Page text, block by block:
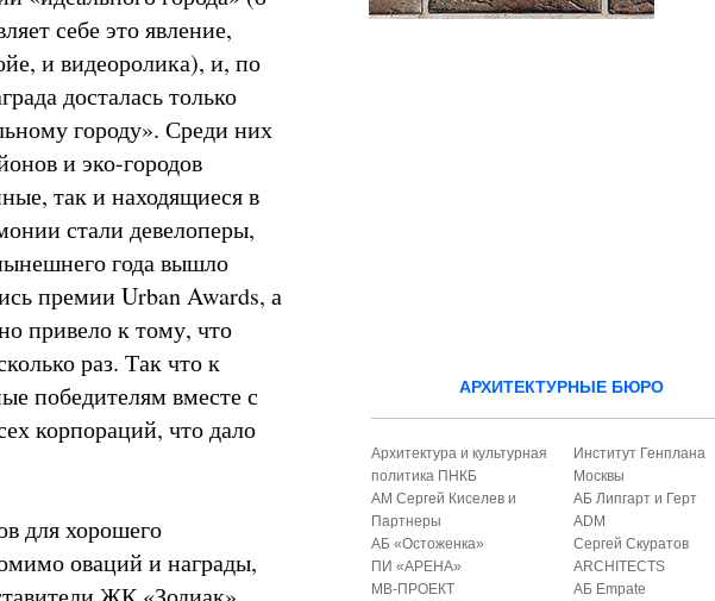
себе это явление,
и видеоролика), и, по
досталась только
городу». Среди них
и эко-городов
так и находящиеся в
стали девелоперы,
года вышло
премии Urban Awards, а
привело к тому, что
раз. Так что к
победителям вместе с
корпораций, что дало
для хорошего
оваций и награды,
АРХИТЕКТУРНЫЕ БЮРО
Архитектура и культурная
политика ПНКБ
АМ Сергей Киселев и
Партнеры
АБ «Остоженка»
ПИ «АРЕНА»
МВ-ПРОЕКТ
Институт Генплана
Москвы
АБ Липгарт и Герт
ADM
Сергей Скуратов
ARCHITECTS
АБ Empate